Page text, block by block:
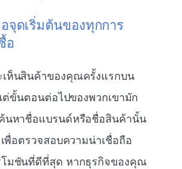
อจุดเริ่มต้นของทุกการ
อ
เห็นสินค้าของคุณครั้งแรกบน
ต่ขั้นตอนต่อไปของพวกเขามัก
ค้นหาชื่อแบรนด์หรือชื่อสินค้านั้น
เพื่อตรวจสอบความน่าเชื่อถือ
โมชันที่ดีที่สุด หากธุรกิจของคุณ